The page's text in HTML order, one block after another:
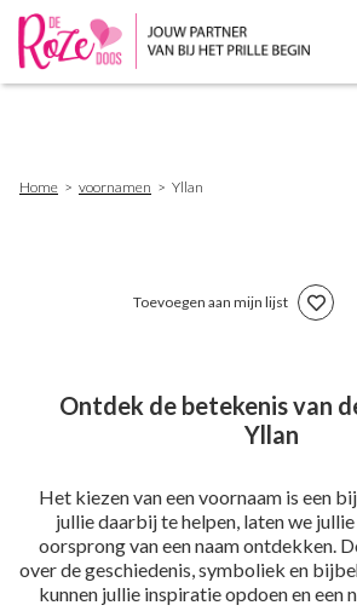
Home voornamen Yllan
Toevoegen aan mijn lijst
Ontdek de betekenis van
Yllan
Het kiezen van een voornaam is een
jullie daarbij te helpen, laten we
oorsprong van een naam ontdekken.
over de geschiedenis, symboliek en
kunnen jullie inspiratie opdoen en een